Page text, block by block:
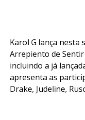
Karol G lança nesta
Arrepiento de
incluindo a já
apresenta as
Drake, Judeline,